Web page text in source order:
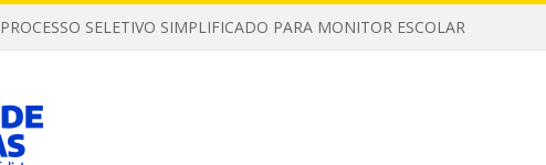
PROCESSO SELETIVO SIMPLIFICADO PARA MONITOR ESCOLAR